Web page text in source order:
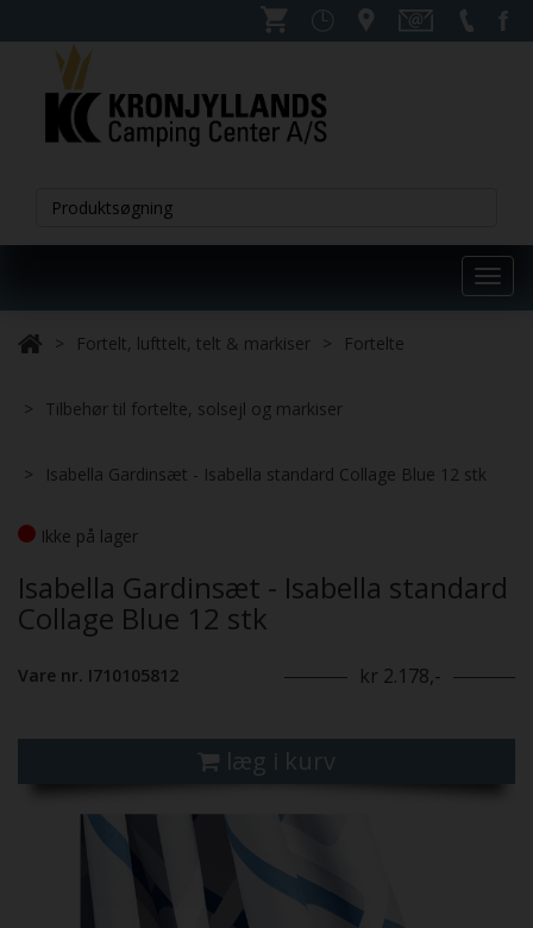
Fortelt, lufttelt, telt & markiser Fortelte
Tilbehør til fortelte, solsejl og markiser
Isabella Gardinsæt - Isabella standard Collage Blue 12 stk
Ikke på lager
Isabella Gardinsæt - Isabella standard
Collage Blue 12 stk
Vare nr. I710105812 kr 2.178,-
læg i kurv